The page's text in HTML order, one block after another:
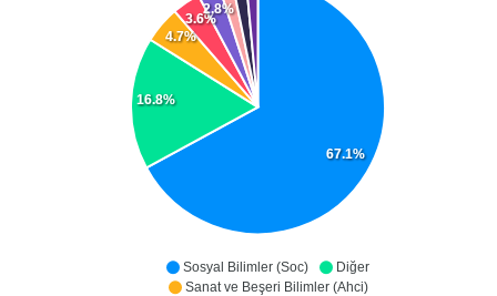
Sosyal Bilimler (Soc)
Diğer
Sanat ve Beşeri Bilimler (Ahci)
67.1%
16.8%
4.7%
3.6%
2.8%